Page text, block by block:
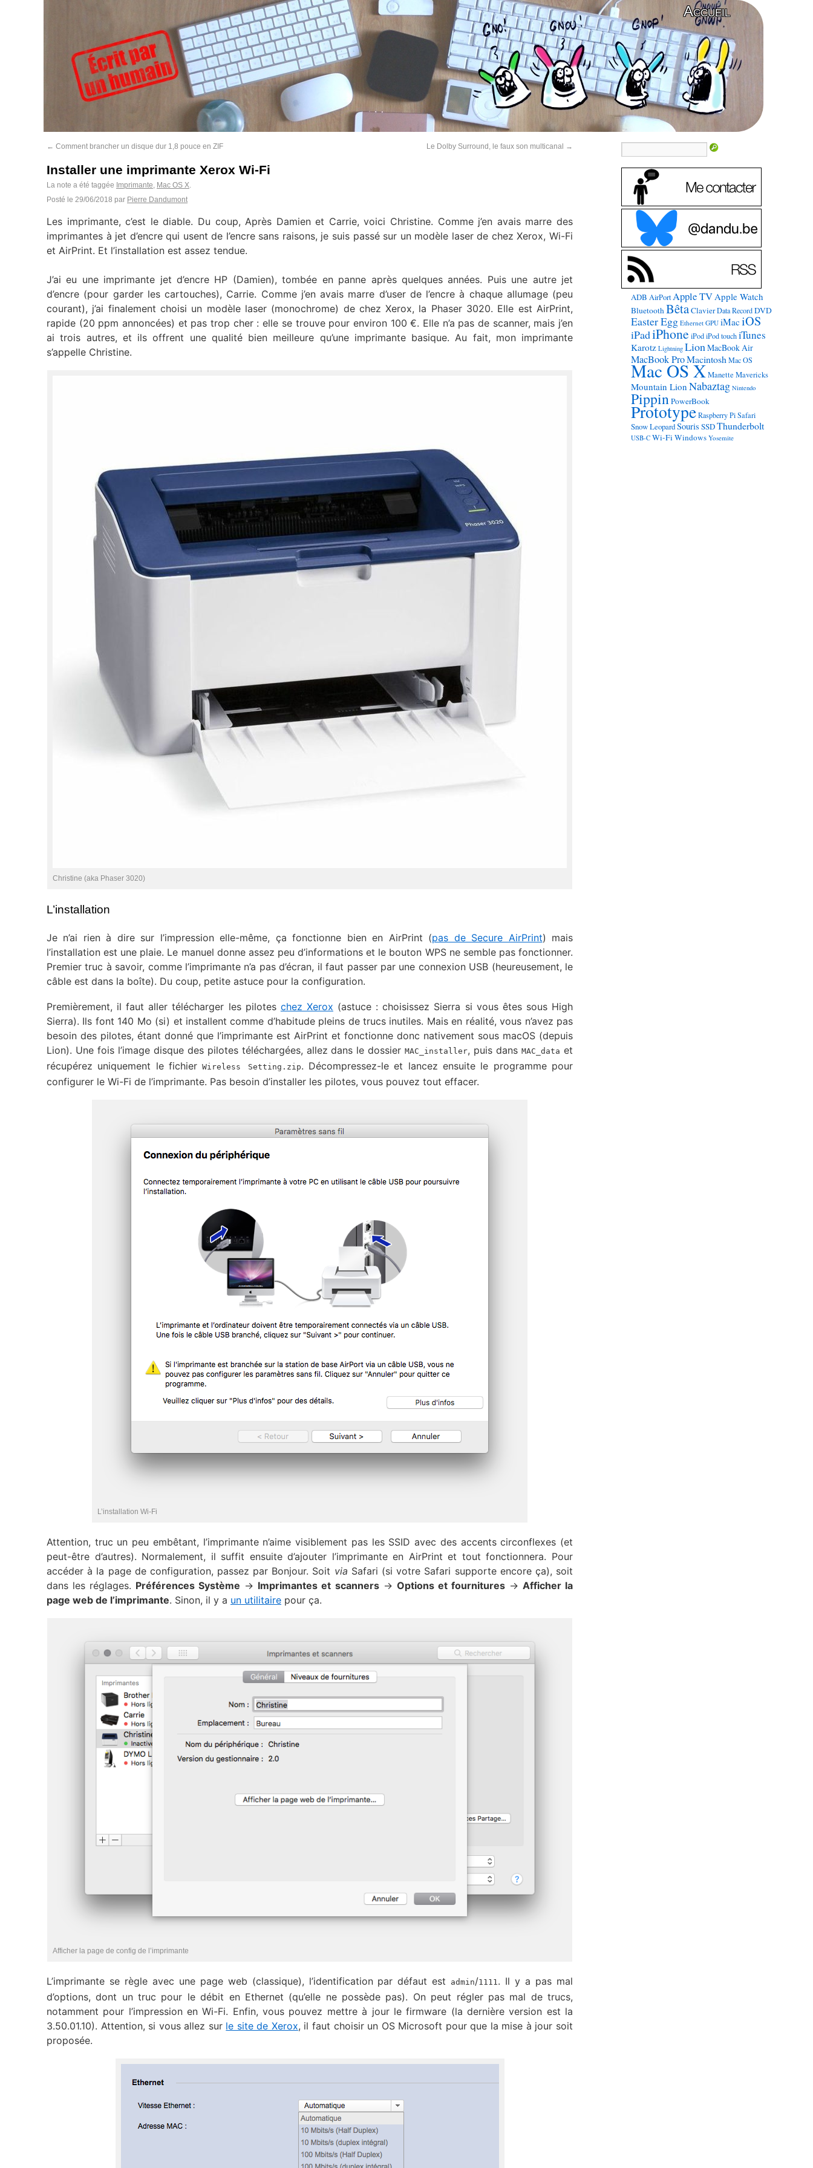
Accueil
← Comment brancher un disque dur 1,8 pouce en ZIF Le Dolby Surround, le faux son multicanal →
Installer une imprimante Xerox Wi-Fi
La note a été taggée Imprimante, Mac OS X.
Posté le 29/06/2018 par Pierre Dandumont
Les imprimante, c’est le diable. Du coup, Après Damien et Carrie, voici Christine. Comme j’en avais marre des
imprimantes à jet d’encre qui usent de l’encre sans raisons, je suis passé sur un modèle laser de chez Xerox, Wi-Fi
et AirPrint. Et l’installation est assez tendue.
J’ai eu une imprimante jet d’encre HP (Damien), tombée en panne après quelques années. Puis une autre jet
d’encre (pour garder les cartouches), Carrie. Comme j’en avais marre d’user de l’encre à chaque allumage (peu
courant), j’ai finalement choisi un modèle laser (monochrome) de chez Xerox, la Phaser 3020. Elle est AirPrint,
rapide (20 ppm annoncées) et pas trop cher : elle se trouve pour environ 100 €. Elle n’a pas de scanner, mais j’en
ai trois autres, et ils offrent une qualité bien meilleure qu’une imprimante basique. Au fait, mon imprimante
s’appelle Christine.
Christine (aka Phaser 3020)
L’installation
Je n’ai rien à dire sur l’impression elle-même, ça fonctionne bien en AirPrint (pas de Secure AirPrint) mais
l’installation est une plaie. Le manuel donne assez peu d’informations et le bouton WPS ne semble pas fonctionner.
Premier truc à savoir, comme l’imprimante n’a pas d’écran, il faut passer par une connexion USB (heureusement, le
câble est dans la boîte). Du coup, petite astuce pour la configuration.
Premièrement, il faut aller télécharger les pilotes chez Xerox (astuce : choisissez Sierra si vous êtes sous High
Sierra). Ils font 140 Mo (si) et installent comme d’habitude pleins de trucs inutiles. Mais en réalité, vous n’avez pas
besoin des pilotes, étant donné que l’imprimante est AirPrint et fonctionne donc nativement sous macOS (depuis
Lion). Une fois l’image disque des pilotes téléchargées, allez dans le dossierMAC_installer, puis dansMAC_data et
récupérez uniquement le fichierWireless Setting.zip. Décompressez-le et lancez ensuite le programme pour
configurer le Wi-Fi de l’imprimante. Pas besoin d’installer les pilotes, vous pouvez tout effacer.
L’installation Wi-Fi
Attention, truc un peu embêtant, l’imprimante n’aime visiblement pas les SSID avec des accents circonflexes (et
peut-être d’autres). Normalement, il suffit ensuite d’ajouter l’imprimante en AirPrint et tout fonctionnera. Pour
accéder à la page de configuration, passez par Bonjour. Soit via Safari (si votre Safari supporte encore ça), soit
dans les réglages. Préférences Système -> Imprimantes et scanners-> Options et fournitures-> Afficher la
page web de l’imprimante. Sinon, il y a un utilitaire pour ça.
Afficher la page de config de l’imprimante
L’imprimante se règle avec une page web (classique), l’identification par défaut est admin/1111. Il y a pas mal
d’options, dont un truc pour le débit en Ethernet (qu’elle ne possède pas). On peut régler pas mal de trucs,
notamment pour l’impression en Wi-Fi. Enfin, vous pouvez mettre à jour le firmware (la dernière version est la
3.50.01.10). Attention, si vous allez sur le site de Xerox, il faut choisir un OS Microsoft pour que la mise à jour soit
proposée.
ADB AirPort Apple TVApple Watch
BluetoothBêtaClavier Data Record DVD
Easter Egg Ethernet GPU iMaciOS
iPadiPhone iPod iPod touch iTunes
Karotz Lightning LionMacBook Air
MacBook ProMacintosh Mac OS
Mac OS X Manette Mavericks
Mountain Lion Nabaztag Nintendo
PippinPowerBook
Prototype Raspberry Pi Safari
Snow LeopardSouris SSDThunderbolt
USB-C Wi-FiWindows Yosemite